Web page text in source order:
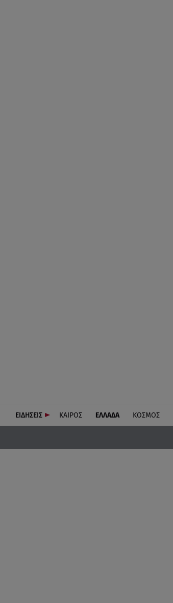
ΕΙΔΗΣΕΙΣ ΚΑΙΡΟΣ ΕΛΛΑΔΑ ΚΟΣΜΟΣ